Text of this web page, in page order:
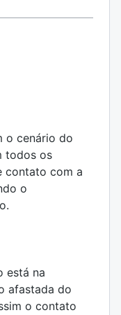
o cenário do
todos os
contato com a
o
está na
afastada do
o contato